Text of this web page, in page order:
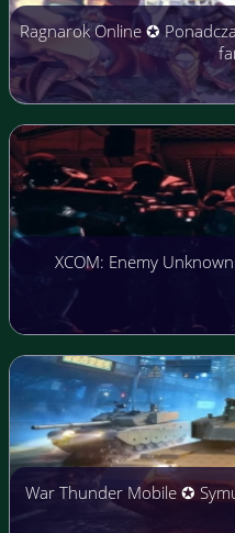
Ragnarok Online ✪
XCOM: Enemy
War Thunder Mobile ✪